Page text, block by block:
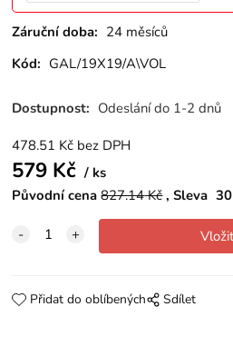
Záruční doba: 24 měsíců
Kód: GAL/19X19/A\VOL
Dostupnost: Odeslání do 1-2 dnů
478.51 Kč bez DPH
579 Kč
ks
Původní cena 827.14Kč Sleva 30
Přidat do oblíbených Sdílet